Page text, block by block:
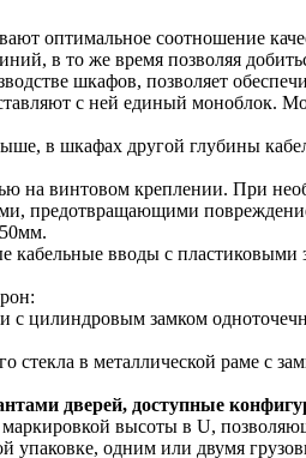
оптимальное соотношение
в то же время позволяя
шкафов, позволяет
с ней единый моноблок.
в шкафах другой глубины
на винтовом креплении. При
предотвращающими
вводы с
с цилиндровым замком
стекла в металлической раме с
дверей, доступные
высоты в U,
упаковке, одним или двумя